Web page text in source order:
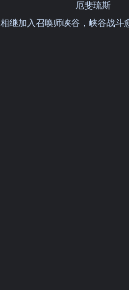
厄斐琉斯
相继加入召唤师峡谷，峡谷战斗